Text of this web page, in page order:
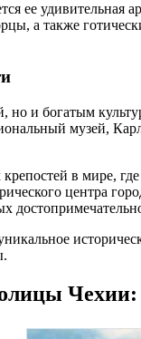
ее удивительная
а также
но и богатым
музей,
в мире,
центра